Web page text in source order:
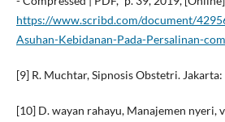
https://www.scribd.com/document/
Asuhan-Kebidanan-Pada-Persalinan-
[9] R. Muchtar, Sipnosis Obstetri. Jakarta:
[10] D. wayan rahayu, Manajemen nyeri,